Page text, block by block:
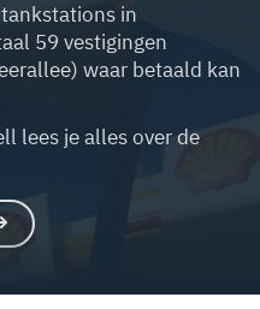
in
59 vestigingen
waar betaald kan
lees je alles over de